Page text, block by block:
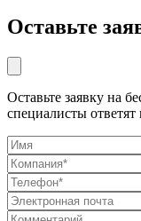
Оставьте
Оставьте заявку на
специалисты